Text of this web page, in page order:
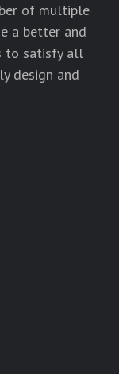
of multiple
a better and
to satisfy all
design and